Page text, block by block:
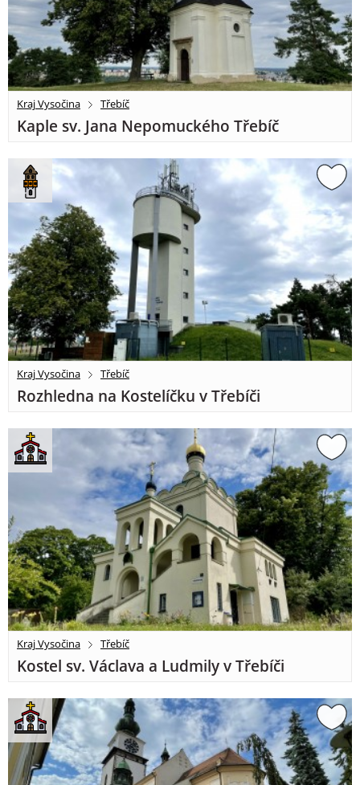
Kraj Vysočina Třebíč
Kaple sv. Jana Nepomuckého Třebíč
Kraj Vysočina Třebíč
Rozhledna na Kostelíčku v Třebíči
Kraj Vysočina Třebíč
Kostel sv. Václava a Ludmily v Třebíči